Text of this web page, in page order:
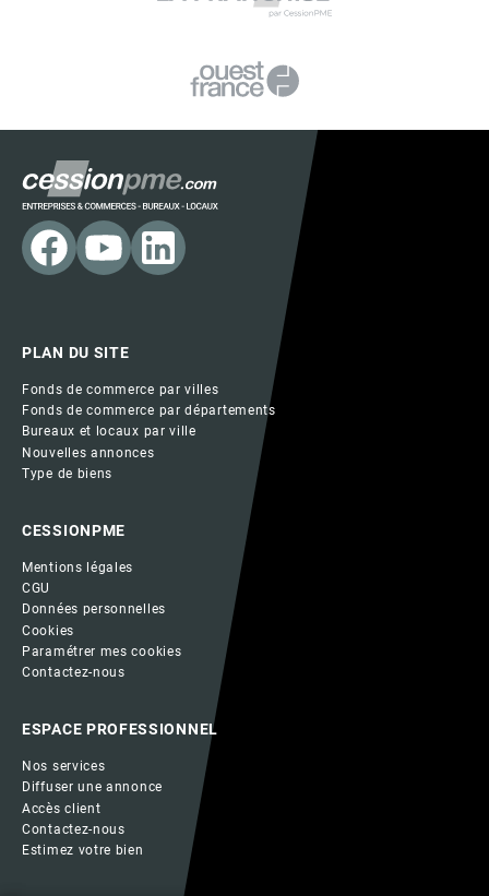
PLAN DU SITE
Fonds de commerce par villes
Fonds de commerce par départements
Bureaux et locaux par ville
Nouvelles annonces
Type de biens
CESSIONPME
Mentions légales
CGU
Données personnelles
Cookies
Paramétrer mes cookies
Contactez-nous
ESPACE PROFESSIONNEL
Nos services
Diffuser une annonce
Accès client
Contactez-nous
Estimez votre bien